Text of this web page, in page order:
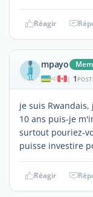
Réagir
mpayo
| 1
je suis
10 ans puis-je
surtout pouriez-
puisse investire
Réagir